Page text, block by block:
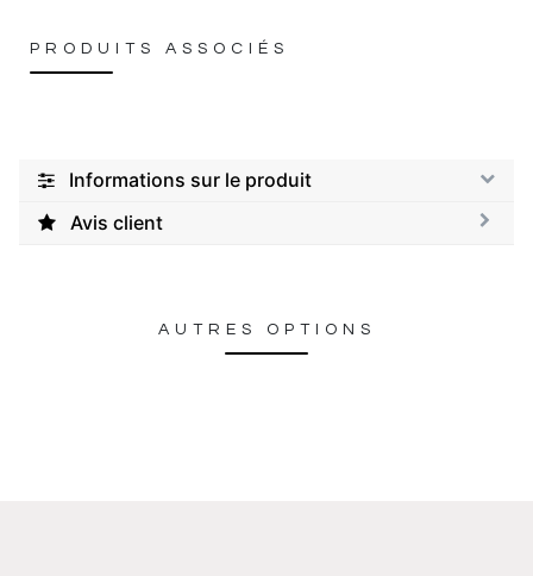
PRODUITS ASSOCIÉS
Informations sur le produit
Avis client
AUTRES OPTIONS